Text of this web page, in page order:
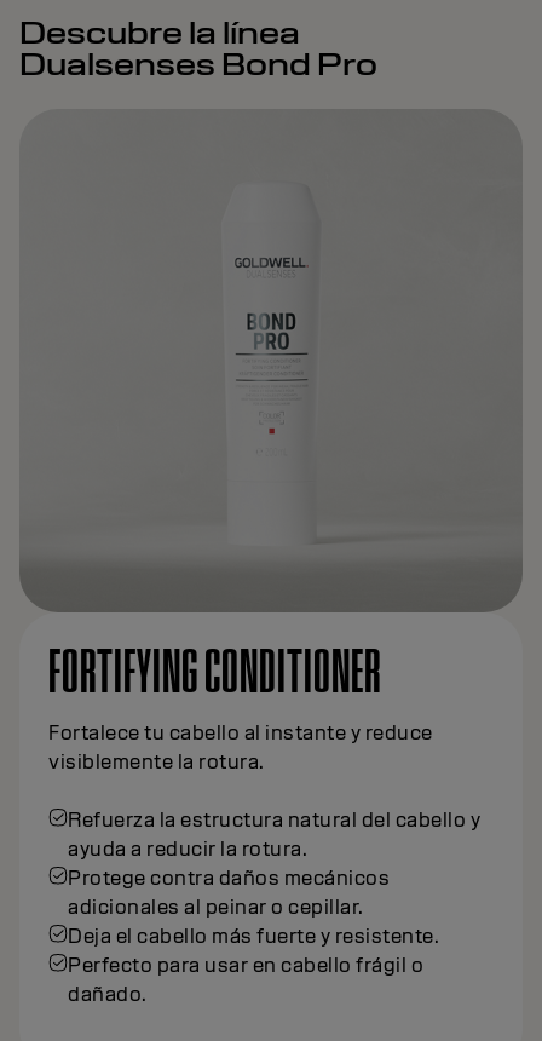
Descubre la línea
Dualsenses Bond Pro
FORTIFYING CONDITIONER
Fortalece tu cabello al instante y reduce
visiblemente la rotura.
Refuerza la estructura natural del cabello y
ayuda a reducir la rotura.
Protege contra daños mecánicos
adicionales al peinar o cepillar.
Deja el cabello más fuerte y resistente.
Perfecto para usar en cabello frágil o
dañado.